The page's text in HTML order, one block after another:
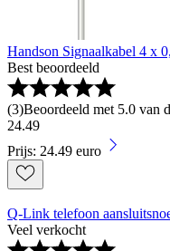
Handson Signaalkabel 4 x
Best beoordeeld
(3)Beoordeeld met 5.0 van
24.49
Prijs: 24.49 euro
Q-Link telefoon
Veel verkocht